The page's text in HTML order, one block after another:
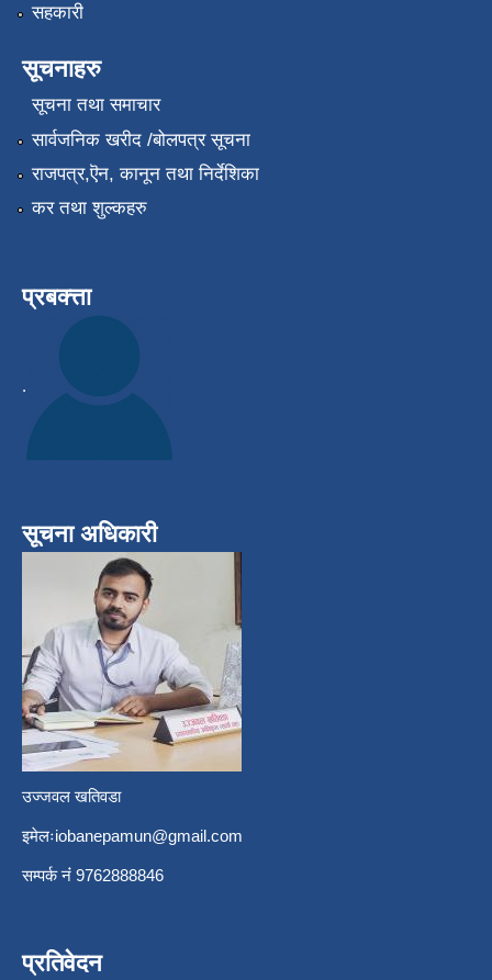
सहकारी
सूचनाहरु
सूचना तथा समाचार
सार्वजनिक खरीद /बोलपत्र सूचना
राजपत्र,ऎन, कानून तथा निर्देशिका
कर तथा शुल्कहरु
प्रबक्त्ता
.
सूचना अधिकारी
उज्जवल खतिवडा
इमेलःiobanepamun@gmail.com
सम्पर्क नंं 9762888846
प्रतिवेदन